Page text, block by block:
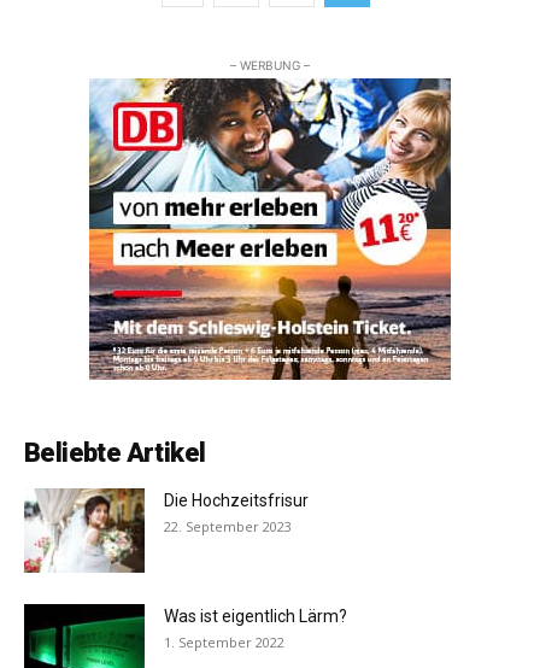
– WERBUNG –
Beliebte Artikel
Die Hochzeitsfrisur
22. September 2023
Was ist eigentlich Lärm?
1. September 2022